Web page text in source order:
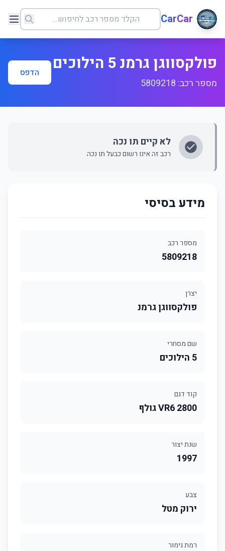
CarCar
פולקסווגן גרמנ 5 הילוכים
מספר רכב: 5809218
הדפס
לא קיים תו נכה
רכב זה אינו רשום כבעל תו נכה
מידע בסיסי
מספר רכב
5809218
יצרן
פולקסווגן גרמנ
שם מסחרי
5 הילוכים
קוד דגם
2800 VR6 גולף
שנת יצור
1997
צבע
ירוק מטל
רמת גימור